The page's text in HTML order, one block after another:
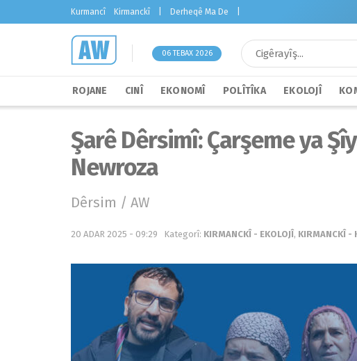
Kurmancî Kirmanckî Derheqê Ma De
06 TEBAX 2026
ROJANE CINÎ EKONOMÎ POLÎTÎKA EKOLOJÎ
Şarê Dêrsimî: Çarşeme ya
Newroza
Dêrsim / AW
20 ADAR 2025 - 09:29 Kategorî: KIRMANCKÎ - EKOLOJÎ, KIRMANCKÎ -